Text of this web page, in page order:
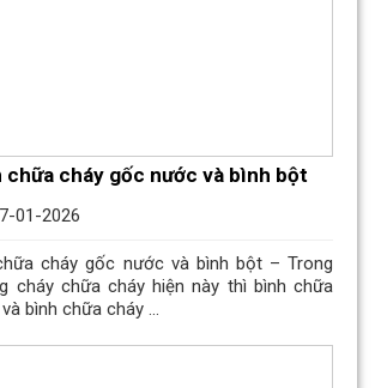
chữa cháy gốc nước và bình bột
01-2026
cháy gốc nước và bình bột – Trong
cháy chữa cháy hiện này thì bình chữa
bình chữa cháy ...